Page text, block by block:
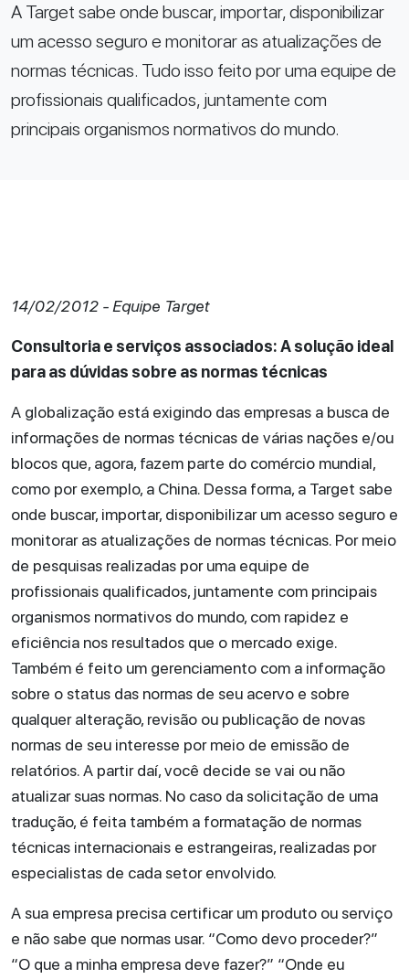
A Target sabe onde buscar, importar, disponibilizar
um acesso seguro e monitorar as atualizações de
normas técnicas. Tudo isso feito por uma equipe de
profissionais qualificados, juntamente com
principais organismos normativos do mundo.
14/02/2012 - Equipe Target
Consultoria e serviços associados: A solução ideal
para as dúvidas sobre as normas técnicas
A globalização está exigindo das empresas a busca de
informações de normas técnicas de várias nações e/ou
blocos que, agora, fazem parte do comércio mundial,
como por exemplo, a China. Dessa forma, a Target sabe
onde buscar, importar, disponibilizar um acesso seguro e
monitorar as atualizações de normas técnicas. Por meio
de pesquisas realizadas por uma equipe de
profissionais qualificados, juntamente com principais
organismos normativos do mundo, com rapidez e
eficiência nos resultados que o mercado exige.
Também é feito um gerenciamento com a informação
sobre o status das normas de seu acervo e sobre
qualquer alteração, revisão ou publicação de novas
normas de seu interesse por meio de emissão de
relatórios. A partir daí, você decide se vai ou não
atualizar suas normas. No caso da solicitação de uma
tradução, é feita também a formatação de normas
técnicas internacionais e estrangeiras, realizadas por
especialistas de cada setor envolvido.
A sua empresa precisa certificar um produto ou serviço
e não sabe que normas usar. “Como devo proceder?”
“O que a minha empresa deve fazer?” “Onde eu